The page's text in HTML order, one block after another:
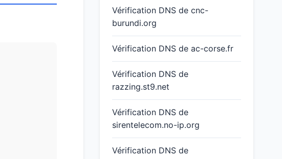
Vérification DNS de cnc-
burundi.org
Vérification DNS de ac-corse.fr
Vérification DNS de
razzing.st9.net
Vérification DNS de
sirentelecom.no-ip.org
Vérification DNS de